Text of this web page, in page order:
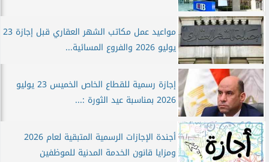
مواعيد عمل مكاتب الشهر العقاري قبل إجازة 23
يوليو 2026 والفروع المسائية...
إجازة رسمية للقطاع الخاص الخميس 23 يوليو
2026 بمناسبة عيد الثورة :...
أجندة الإجازات الرسمية المتبقية لعام 2026
ومزايا قانون الخدمة المدنية للموظفين